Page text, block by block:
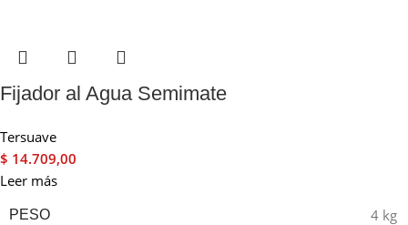
Fijador al Agua Semimate
Tersuave
$ 14.709,00
Leer más
PESO 4 kg